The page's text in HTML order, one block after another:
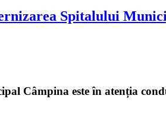
Spitalului
Câmpina este în atenția